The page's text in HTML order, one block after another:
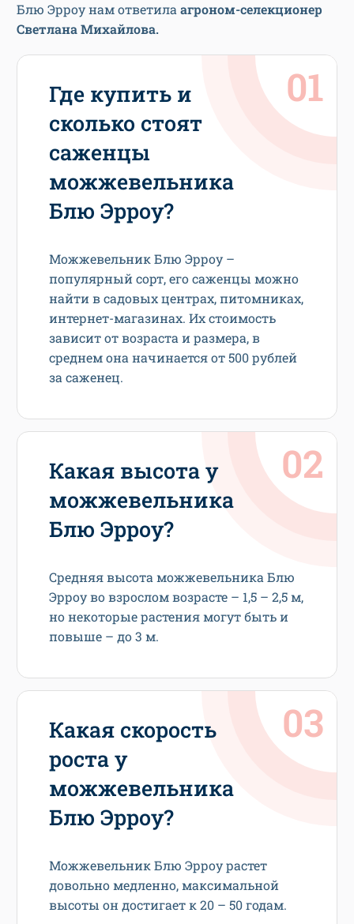
Блю Эрроу нам ответилаагроном-селекционер
Светлана Михайлова.
Где купить и
сколько стоят
саженцы
можжевельника
Блю Эрроу?
Можжевельник Блю Эрроу –
популярный сорт, его саженцы можно
найти в садовых центрах, питомниках,
интернет-магазинах. Их стоимость
зависит от возраста и размера, в
среднем она начинается от 500 рублей
за саженец.
Какая высота у
можжевельника
Блю Эрроу?
Средняя высота можжевельника Блю
Эрроу во взрослом возрасте – 1,5 – 2,5 м,
но некоторые растения могут быть и
повыше – до 3 м.
Какая скорость
роста у
можжевельника
Блю Эрроу?
Можжевельник Блю Эрроу растет
довольно медленно, максимальной
высоты он достигает к 20 – 50 годам.